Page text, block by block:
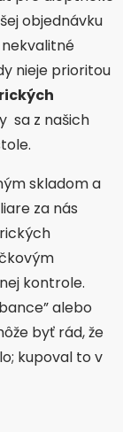
objednávku
nieje prioritou
sa z našich
skladom a
za nás
kontrole.
alebo
byť rád, že
kupoval to v